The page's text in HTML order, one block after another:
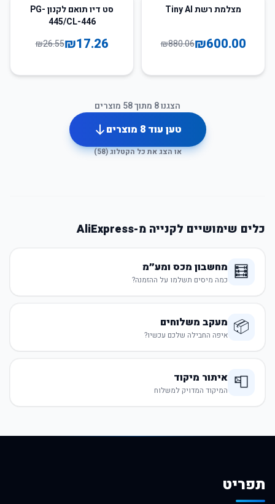
מצלמת רשת Tiny AI
₪600.00
₪880.06
35
סט דיו תואם לקנון PG-
445/CL-446
₪17.26
₪26.55
הצגנו8 מתוך58 מוצרים
טען עוד8 מוצרים
או הצג את כל הקטלוג (58
)
כלים שימושיים לקנייה מ-AliExpress
🧮 מחשבון מכס ומע״מ
כמה מיסים תשלמו על ההזמנה?
📦 מעקב משלוחים
איפה החבילה שלכם עכשיו?
📮 איתור מיקוד
המיקוד המדויק למשלוח
תפריט